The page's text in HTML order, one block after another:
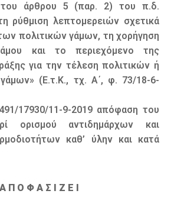
του άρθρου 5 (παρ. 2) του π.δ.
ρύθµιση λεπτοµερειών σχετικά
πολιτικών γάµων, τη χορήγηση
και το περιεχόµενο της
για την τέλεση πολιτικών ή
(Ε.τ.Κ., τχ. Α΄, φ. 73/18-6-
17930/11-9-2019 απόφαση του
ορισµού αντιδηµάρχων και
καθ’ ύλην και κατά
Α Π Ο Φ Α Σ Ι Ζ Ε Ι